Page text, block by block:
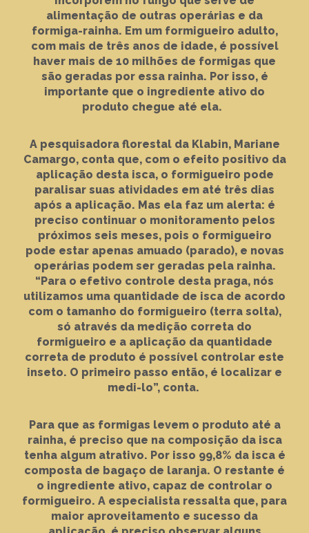
alimentação de outras operárias e da
formiga-rainha. Em um formigueiro adulto,
com mais de três anos de idade, é possível
haver mais de 10 milhões de formigas que
são geradas por essa rainha. Por isso, é
importante que o ingrediente ativo do
produto chegue até ela.
A pesquisadora florestal da Klabin, Mariane
Camargo, conta que, com o efeito positivo da
aplicação desta isca, o formigueiro pode
paralisar suas atividades em até três dias
após a aplicação. Mas ela faz um alerta: é
preciso continuar o monitoramento pelos
próximos seis meses, pois o formigueiro
pode estar apenas amuado (parado), e novas
operárias podem ser geradas pela rainha.
“Para o efetivo controle desta praga, nós
utilizamos uma quantidade de isca de acordo
com o tamanho do formigueiro (terra solta),
só através da medição correta do
formigueiro e a aplicação da quantidade
correta de produto é possível controlar este
inseto. O primeiro passo então, é localizar e
medi-lo”, conta.
Para que as formigas levem o produto até a
rainha, é preciso que na composição da isca
tenha algum atrativo. Por isso 99,8% da isca é
composta de bagaço de laranja. O restante é
o ingrediente ativo, capaz de controlar o
formigueiro. A especialista ressalta que, para
maior aproveitamento e sucesso da